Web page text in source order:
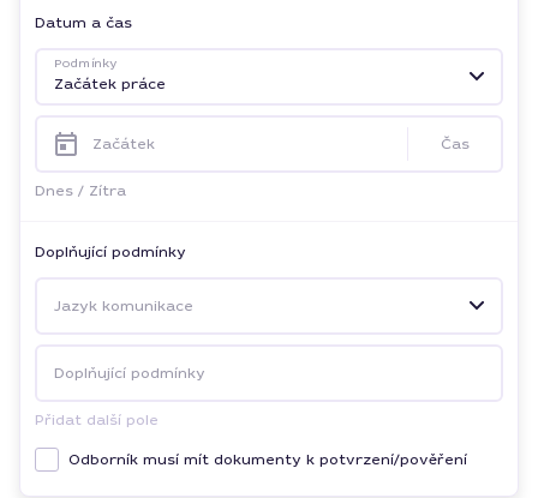
Datum a čas
Podmínky
Začátek práce
Začátek Čas
Dnes / Zítra
Doplňující podmínky
Jazyk komunikace
Doplňující podmínky
Přidat další pole
Odborník musí mít dokumenty k potvrzení/pověření